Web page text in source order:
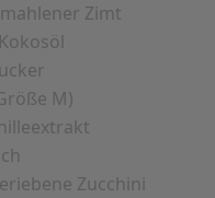
Zimt
M)
Zucchini